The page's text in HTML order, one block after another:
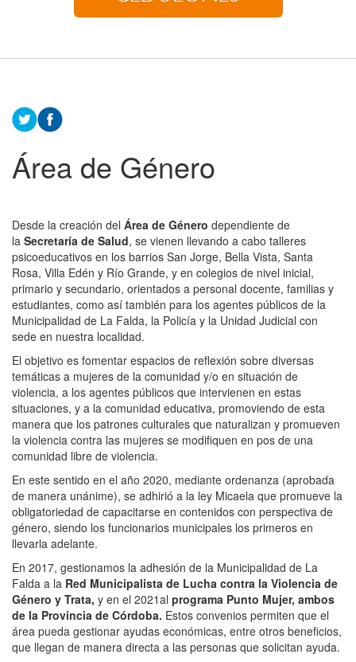
Área de Género
Desde la creación del Área de Género dependiente de
la Secretaría de Salud, se vienen llevando a cabo talleres
psicoeducativos en los barrios San Jorge, Bella Vista, Santa
Rosa, Villa Edén y Río Grande, y en colegios de nivel inicial,
primario y secundario, orientados a personal docente, familias y
estudiantes, como así también para los agentes públicos de la
Municipalidad de La Falda, la Policía y la Unidad Judicial con
sede en nuestra localidad.
El objetivo es fomentar espacios de reflexión sobre diversas
temáticas a mujeres de la comunidad y/o en situación de
violencia, a los agentes públicos que intervienen en estas
situaciones, y a la comunidad educativa, promoviendo de esta
manera que los patrones culturales que naturalizan y promueven
la violencia contra las mujeres se modifiquen en pos de una
comunidad libre de violencia.
En este sentido en el año 2020, mediante ordenanza (aprobada
de manera unánime), se adhirió a la ley Micaela que promueve la
obligatoriedad de capacitarse en contenidos con perspectiva de
género, siendo los funcionarios municipales los primeros en
llevarla adelante.
En 2017, gestionamos la adhesión de la Municipalidad de La
Falda a la Red Municipalista de Lucha contra la Violencia de
Género y Trata, y en el 2021al programa Punto Mujer, ambos
de la Provincia de Córdoba. Estos convenios permiten que el
área pueda gestionar ayudas económicas, entre otros beneficios,
que llegan de manera directa a las personas que solicitan ayuda.